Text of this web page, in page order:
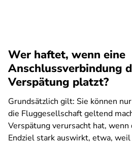
Wer haftet, wenn eine
Anschlussverbindung
Verspätung platzt?
Grundsätzlich gilt: Sie können
die Fluggesellschaft geltend
Verspätung verursacht hat, wenn
Endziel stark auswirkt, etwa,